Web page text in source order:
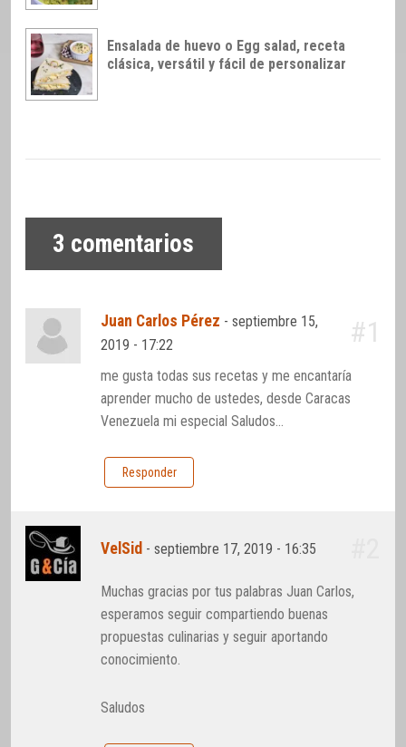
Ensalada de huevo o Egg salad, receta
clásica, versátil y fácil de personalizar
3 comentarios
Juan Carlos Pérez -septiembre 15,
2019 - 17:22
#1
me gusta todas sus recetas y me encantaría
aprender mucho de ustedes, desde Caracas
Venezuela mi especial Saludos…
Responder
VelSid -septiembre 17, 2019 - 16:35
Muchas gracias por tus palabras Juan Carlos,
esperamos seguir compartiendo buenas
propuestas culinarias y seguir aportando
conocimiento.
Saludos